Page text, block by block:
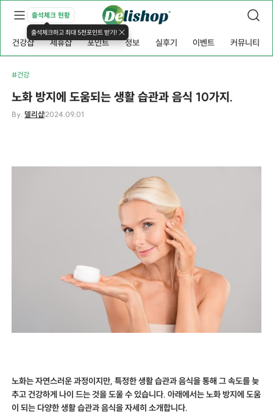
출석체크 현황
출석체크하고 최대 5천포인트 받기!
건강샵 제휴샵 포인트 정보 실후기 이벤트 커뮤니티
#건강
노화 방지에 도움되는 생활 습관과 음식 10가지.
By. 델리샵2024.09.01
노화는 자연스러운 과정이지만, 특정한 생활 습관과 음식을 통해 그 속도를 늦
추고 건강하게 나이 드는 것을 도울 수 있습니다. 아래에서는 노화 방지에 도움
이 되는 다양한 생활 습관과 음식을 자세히 소개합니다.